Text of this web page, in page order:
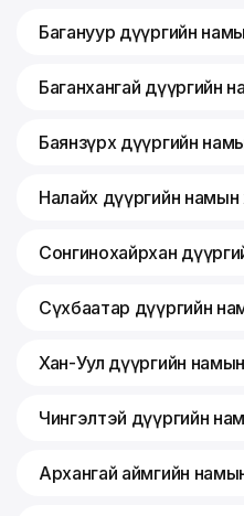
Багануур дүүргийн
Баганхангай дүүргийн
Баянзүрх дүүргийн
Налайх дүүргийн
Сонгинохайрхан
Сүхбаатар дүүргийн
Хан-Уул дүүргийн
Чингэлтэй дүүргийн
Архангай аймгийн